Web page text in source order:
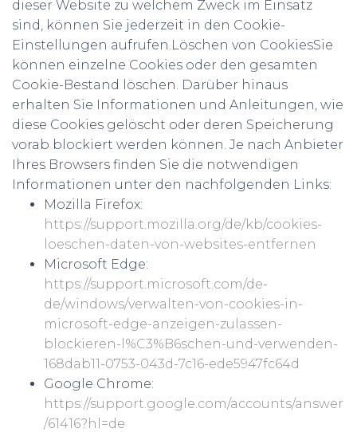
dieser Website zu welchem Zweck im Einsatz
sind, können Sie jederzeit in den Cookie-
Einstellungen aufrufen.Löschen von CookiesSie
können einzelne Cookies oder den gesamten
Cookie-Bestand löschen. Darüber hinaus
erhalten Sie Informationen und Anleitungen, wie
diese Cookies gelöscht oder deren Speicherung
vorab blockiert werden können. Je nach Anbieter
Ihres Browsers finden Sie die notwendigen
Informationen unter den nachfolgenden Links:
Mozilla Firefox:
https://support.mozilla.org/de/kb/cookies-
loeschen-daten-von-websites-entfernen
Microsoft Edge:
https://support.microsoft.com/de-
de/windows/verwalten-von-cookies-in-
microsoft-edge-anzeigen-zulassen-
blockieren-l%C3%B6schen-und-verwenden-
168dab11-0753-043d-7c16-ede5947fc64d
Google Chrome:
https://support.google.com/accounts/answer
/61416?hl=de